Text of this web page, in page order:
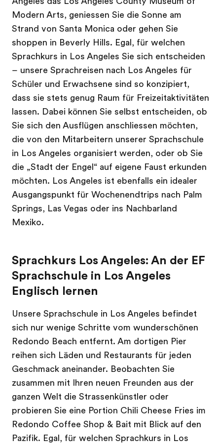
Modern Arts, geniessen Sie die Sonne am
Strand von Santa Monica oder gehen Sie
shoppen in Beverly Hills. Egal, für welchen
Sprachkurs in Los Angeles Sie sich entscheiden
– unsere Sprachreisen nach Los Angeles für
Schüler und Erwachsene sind so konzipiert,
dass sie stets genug Raum für Freizeitaktivitäten
lassen. Dabei können Sie selbst entscheiden, ob
Sie sich den Ausflügen anschliessen möchten,
die von den Mitarbeitern unserer Sprachschule
in Los Angeles organisiert werden, oder ob Sie
die „Stadt der Engel“ auf eigene Faust erkunden
möchten. Los Angeles ist ebenfalls ein idealer
Ausgangspunkt für Wochenendtrips nach Palm
Springs, Las Vegas oder ins Nachbarland
Mexiko.
Sprachkurs Los Angeles: An der EF
Sprachschule in Los Angeles
Englisch lernen
Unsere Sprachschule in Los Angeles befindet
sich nur wenige Schritte vom wunderschönen
Redondo Beach entfernt. Am dortigen Pier
reihen sich Läden und Restaurants für jeden
Geschmack aneinander. Beobachten Sie
zusammen mit Ihren neuen Freunden aus der
ganzen Welt die Strassenkünstler oder
probieren Sie eine Portion Chili Cheese Fries im
Redondo Coffee Shop & Bait mit Blick auf den
Pazifik. Egal, für welchen Sprachkurs in Los